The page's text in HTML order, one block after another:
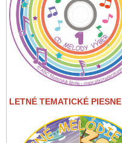
LETNÉ TEMATICKÉ PIESNE